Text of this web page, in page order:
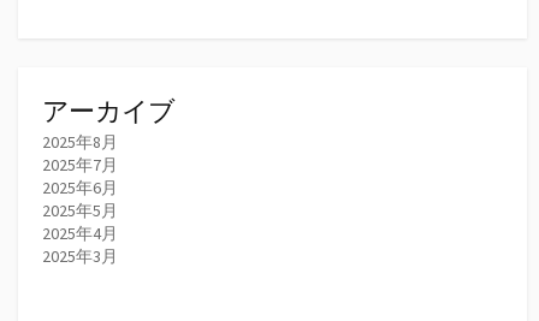
アーカイブ
2025年8月
2025年7月
2025年6月
2025年5月
2025年4月
2025年3月